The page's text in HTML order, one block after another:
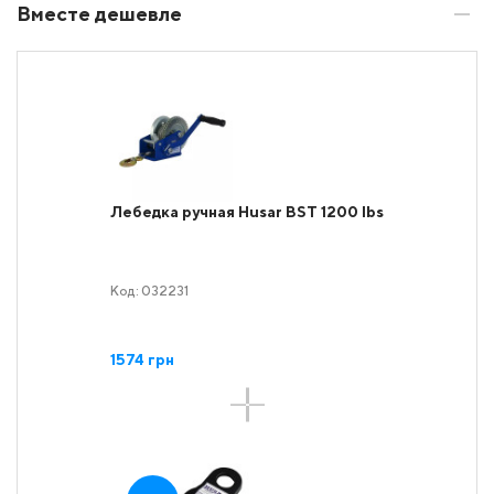
Вместе дешевле
Лебедка ручная Husar BST 1200 lbs
Код: 032231
1574 грн